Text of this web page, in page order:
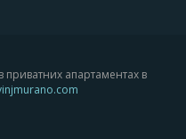
апартаментах в